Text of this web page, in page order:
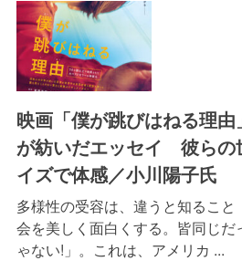
映画「僕が跳びはねる理
が紡いだエッセイ 彼らの
イズで体感／小川陽子氏
多様性の受容は、違うと知るこ
会を美しく面白くする。皆同じだ
ゃない!」。これは、アメリカ ...